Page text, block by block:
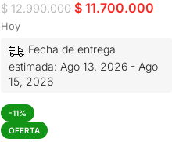
$12.990.000 $ 11.700.000
Hoy
Fecha de entrega
estimada: Ago 13, 2026 - Ago
15, 2026
-11%
OFERTA